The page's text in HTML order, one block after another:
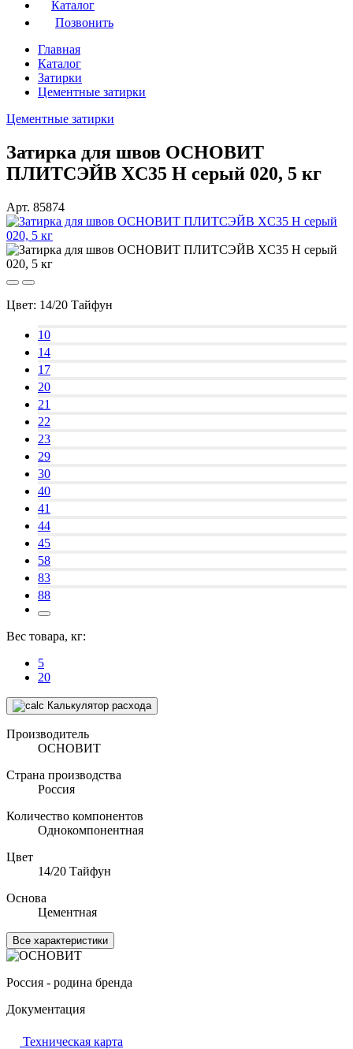
Каталог
Позвонить
Главная
Каталог
Затирки
Цементные затирки
Цементные затирки
Затирка для швов ОСНОВИТ
ПЛИТСЭЙВ XC35 H серый 020, 5 кг
Арт. 85874
Цвет: 14/20 Тайфун
10
14
17
20
21
22
23
29
30
40
41
44
45
58
83
88
Вес товара, кг:
5
20
Калькулятор расхода
Производитель
ОСНОВИТ
Страна производства
Россия
Количество компонентов
Однокомпонентная
Цвет
14/20 Тайфун
Основа
Цементная
Все характеристики
Россия - родина бренда
Документация
Техническая карта